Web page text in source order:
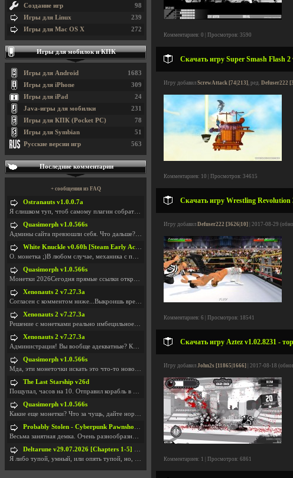
Комментариев: 0 | Просмотров: 3590
Скачать игру Super Smash Flash
Игру добавил ScrewAttack [74|213], ред. Defuser222
Комментариев: 10 | Просмотров: 34615
Скачать игру Wrestling Revolution
Игру добавил Defuser222 [3626|10] | 2017-08-29
Комментариев: 6 | Просмотров: 18541
Скачать игру Aztez v1.02.8231 -
Игру добавил John2s [11865|1666] | 2017-08-18
Комментариев: 1 | Просмотров: 6861
98
Создание игр
239
Игры для Linux
272
Игры для Mac OS X
Игры для мобилок и КПК
1683
Игры для Android
309
Игры для iPhone
24
Игры для iPad
231
Java-игры для мобилки
78
Игры для КПК (Pocket PC)
51
Игры для Symbian
563
Русские версии игр
Последние комментарии
+ сообщения из FAQ
Ostranauts v1.0.0.7a
Я слишком туп, чтоб самому плагин собрать. И что-т
Quasimorph v1.0.566s
Админы сайта превзошли себя. Что дальше? Засунь се
White Knuckle v0.60h [Steam Early Access]
О. монетка ;)В любом случае, механика с поиском мо
Quasimorph v1.0.566s
Монетки 2026Сегодня прямые ссылки открываются посл
Xenonauts 2 v7.27.3a
Согласен с комментом ниже...Выкроишь время чтобы з
Xenonauts 2 v7.27.3a
Решение с монетками реально имбецильное. Как сдела
Xenonauts 2 v7.27.3a
Администрация! Вы вообще адекватные? Какие монетки
Quasimorph v1.0.566s
Мда, эти монеточки искать это что-то новое в сфере
The Last Starship v26d
Пощупал, часов на 10. Отправил корабль в другую Га
Quasimorph v1.0.566s
Какие еще монетки? Что за чущь, дайте нормально ск
Probably Stolen - Cyberpunk Pawnshop Simulator v048c [Playtest]
Весьма занятная демка. Очень разнообразные механик
Deltarune v29.07.2026 [Chapters 1-5] / + RUS [Chapters 1-5]
Я либо тупой, умный, или опять тупой, но, вроде я